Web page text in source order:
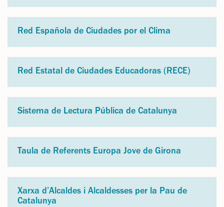
Red Española de Ciudades por el Clima
Red Estatal de Ciudades Educadoras (RECE)
Sistema de Lectura Pública de Catalunya
Taula de Referents Europa Jove de Girona
Xarxa d’Alcaldes i Alcaldesses per la Pau de
Catalunya